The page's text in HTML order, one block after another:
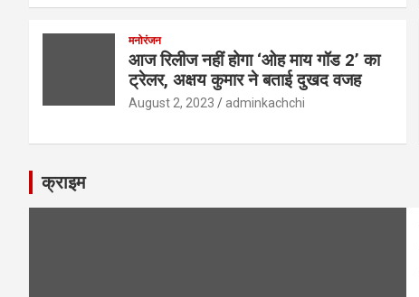
मनोरंजन
आज रिलीज नहीं होगा ‘ओह माय गॉड 2’ का
ट्रेलर, अक्षय कुमार ने बताई दुखद वजह
August 2, 2023 adminkachchi
क्राइम